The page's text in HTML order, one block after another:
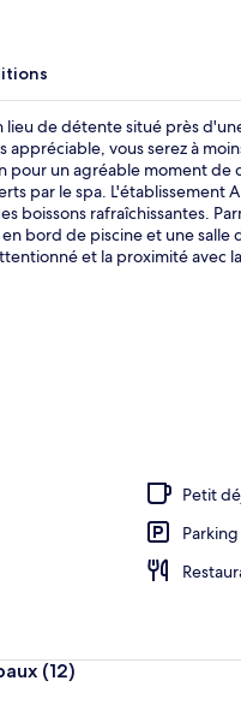
lieu de détente situé près
vous serez à
pour un agréable moment
par le spa. L'établissement
boissons rafraîchissantes.
bord de piscine et une salle
et la proximité avec
Petit
Parking
(12)